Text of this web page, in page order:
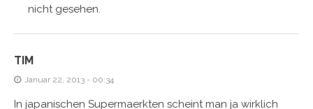
nicht gesehen.
TIM
Januar 22, 2013 - 00:34
In japanischen Supermaerkten scheint man ja wirklich